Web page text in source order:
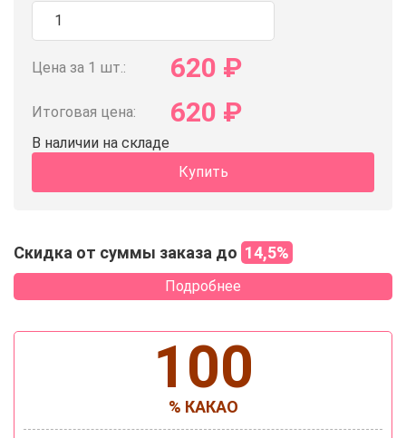
Цена за 1 шт.: 620 ₽
Итоговая цена: 620 ₽
В наличии на складе
Купить
Скидка от суммы заказа до 14,5%
Подробнее
100
% КАКАО